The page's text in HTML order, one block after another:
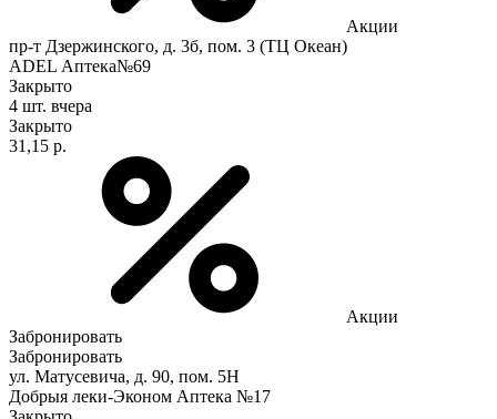
Акции
пр-т Дзержинского, д. 3б, пом. 3 (ТЦ Океан)
ADEL Аптека№69
Закрыто
4 шт. вчера
Закрыто
31,15 р.
Акции
Забронировать
Забронировать
ул. Матусевича, д. 90, пом. 5Н
Добрыя леки-Эконом Аптека №17